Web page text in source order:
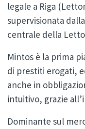
legale a Riga
supervisionata dalla
centrale della
Mintos è la prima
di prestiti erogati,
anche in
intuitivo, grazie
Dominante sul